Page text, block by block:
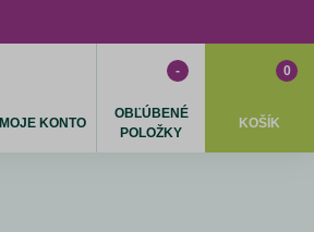
MOJE KONTO
OBĽÚBENÉ
POLOŽKY
-
KOŠÍK
0